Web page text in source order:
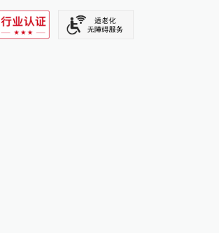
SIXTH TONE